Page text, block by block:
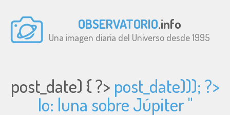
OBSERVATORIO.info
Una imagen diaria del Universo desde 1995
post_date) { ?> post_date))); ?>
Io: luna sobre Júpiter "